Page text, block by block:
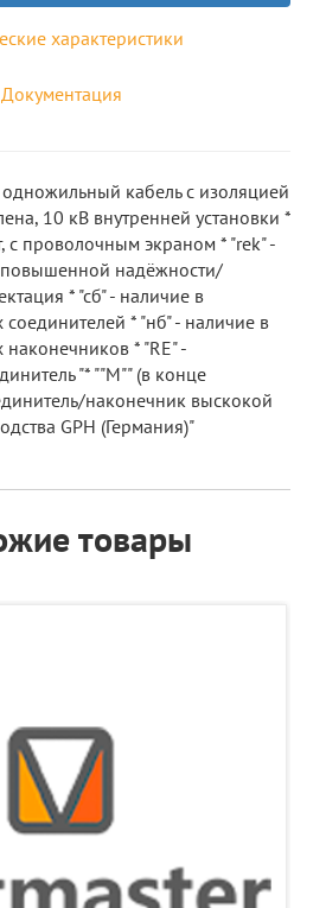
характеристики
Документация
кабель с изоляцией
10 кВ внутренней установки *
проволочным экраном * "rek" -
надёжности/
* "сб" - наличие в
* "нб" - наличие в
* "RE" -
"* ""М"" (в конце
наконечник выскокой
GPH (Германия)"
товары